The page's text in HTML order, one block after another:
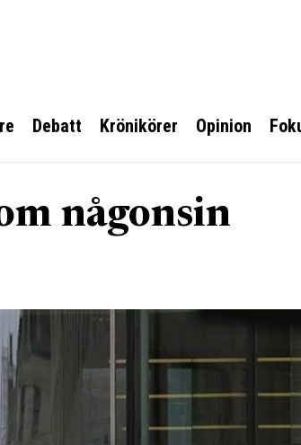
Debatt Krönikörer Opinion
någonsin